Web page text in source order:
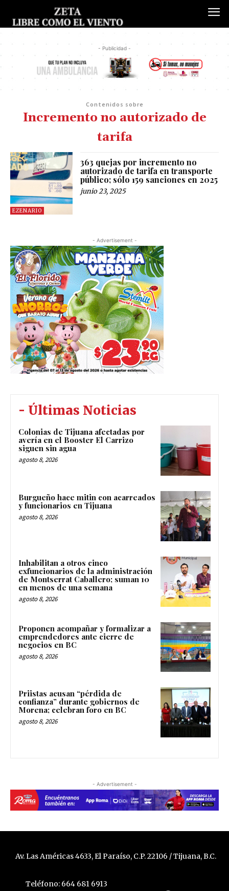
- Publicidad -
Contenidos sobre
Incremento no autorizado de
tarifa
EZENARIO
363 quejas por incremento no
autorizado de tarifa en transporte
público; sólo 159 sanciones en 2025
junio 23, 2025
- Advertisement -
- Últimas Noticias
Colonias de Tijuana afectadas por
avería en el Booster El Carrizo
siguen sin agua
agosto 8, 2026
Burgueño hace mitin con acarreados
y funcionarios en Tijuana
agosto 8, 2026
Inhabilitan a otros cinco
exfuncionarios de la administración
de Montserrat Caballero; suman 10
en menos de una semana
agosto 8, 2026
Proponen acompañar y formalizar a
emprendedores ante cierre de
negocios en BC
agosto 8, 2026
Priistas acusan “pérdida de
confianza” durante gobiernos de
Morena; celebran foro en BC
agosto 8, 2026
- Advertisement -
Av. Las Américas 4633, El Paraíso, C.P. 22106 / Tijuana, B.C.
Teléfono: 664 681 6913